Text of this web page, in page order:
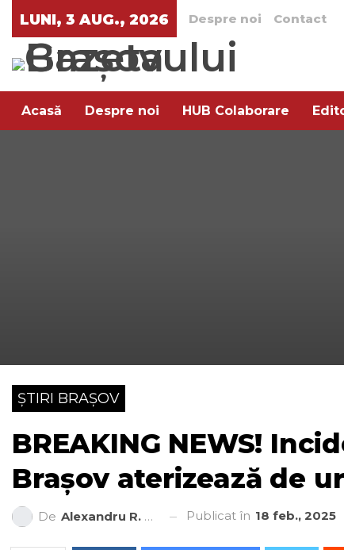
LUNI, 3 AUG., 2026 Despre noi Contact
Acasă Despre noi HUB Colaborare
ȘTIRI BRAȘOV
BREAKING NEWS!
Brașov aterizează de
De Alexandru R. Cantemir Publicat în 18 feb., 2025